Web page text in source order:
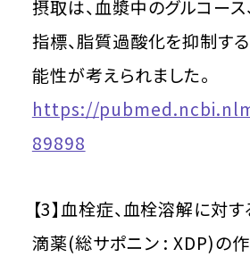
摂取は、血漿中のグルコース
指標、脂質過酸化を抑制す
能性が考えられました。
https://
89898
【3】血栓症、血栓溶解に
滴薬(総サポニン : XDP)の